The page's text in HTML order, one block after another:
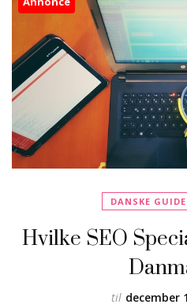
DANSKE
Hvilke SEO
til december